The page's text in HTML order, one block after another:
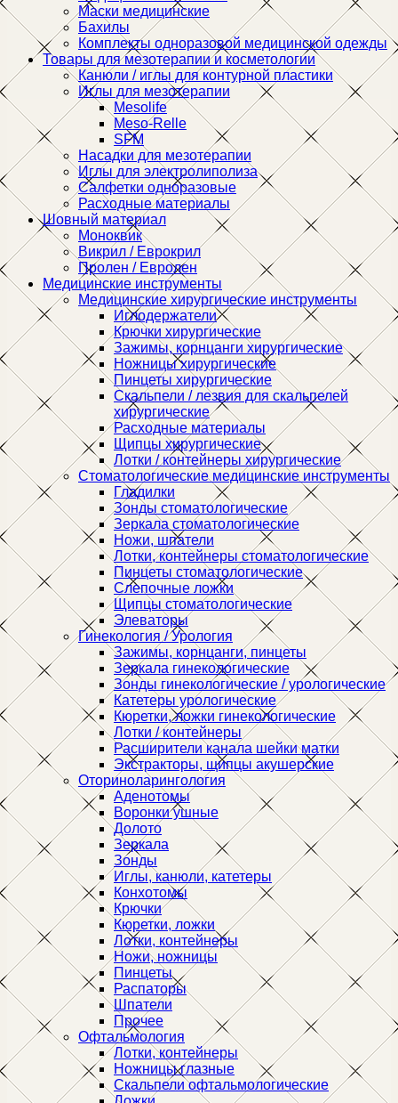
Маски медицинские
Бахилы
Комплекты одноразовой медицинской одежды
Товары для мезотерапии и косметологии
Канюли / иглы для контурной пластики
Иглы для мезотерапии
Mesolife
Meso-Relle
SFM
Насадки для мезотерапии
Иглы для электролиполиза
Салфетки одноразовые
Расходные материалы
Шовный материал
Моноквик
Викрил / Еврокрил
Пролен / Евролен
Медицинские инструменты
Медицинские хирургические инструменты
Иглодержатели
Крючки хирургические
Зажимы, корнцанги хирургические
Ножницы хирургические
Пинцеты хирургические
Скальпели / лезвия для скальпелей
хирургические
Расходные материалы
Щипцы хирургические
Лотки / контейнеры хирургические
Стоматологические медицинские инструменты
Гладилки
Зонды стоматологические
Зеркала стоматологические
Ножи, шпатели
Лотки, контейнеры стоматологические
Пинцеты стоматологические
Слепочные ложки
Щипцы стоматологические
Элеваторы
Гинекология / Урология
Зажимы, корнцанги, пинцеты
Зеркала гинекологические
Зонды гинекологические / урологические
Катетеры урологические
Кюретки, ложки гинекологические
Лотки / контейнеры
Расширители канала шейки матки
Экстракторы, щипцы акушерские
Оториноларингология
Аденотомы
Воронки ушные
Долото
Зеркала
Зонды
Иглы, канюли, катетеры
Конхотомы
Крючки
Кюретки, ложки
Лотки, контейнеры
Ножи, ножницы
Пинцеты
Распаторы
Шпатели
Прочее
Офтальмология
Лотки, контейнеры
Ножницы глазные
Скальпели офтальмологические